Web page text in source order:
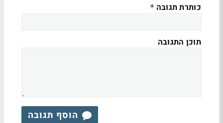
כותרת תגובה *
תוכן התגובה
הוסף תגובה